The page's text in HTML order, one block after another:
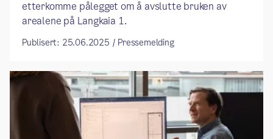
etterkomme pålegget om å avslutte bruken av
arealene på Langkaia 1.
Publisert: 25.06.2025 / Pressemelding